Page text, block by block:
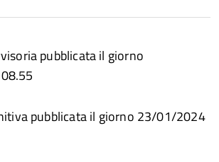
pubblicata il giorno
pubblicata il giorno 23/01/2024